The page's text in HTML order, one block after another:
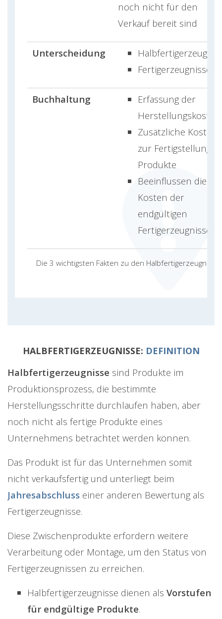
Die 3 wichtigsten Fakten zu den
noch nicht für den
Verkauf bereit sind
Unterscheidung
Fertigerzeugnisse
Buchhaltung
Erfassung der
Herstellungskosten
Zusätzliche Kosten
zur Fertigstellung
Produkte
Beeinflussen die
Kosten der
endgültigen
Fertigerzeugnisse
HALBFERTIGERZEUGNISSE: DEFINITION
Halbfertigerzeugnisse sind Produkte im
Produktionsprozess, die bestimmte
Herstellungsschritte durchlaufen haben, aber
noch nicht als fertige Produkte eines
Unternehmens betrachtet werden können.
Das Produkt ist für das Unternehmen somit
nicht verkaufsfertig und unterliegt beim
Jahresabschluss einer anderen Bewertung als
Fertigerzeugnisse.
Diese Zwischenprodukte erfordern weitere
Verarbeitung oder Montage, um den Status von
Fertigerzeugnissen zu erreichen.
Halbfertigerzeugnisse dienen als Vorstufen
für endgültige Produkte.